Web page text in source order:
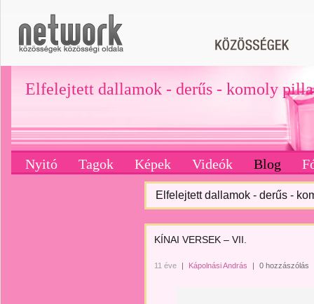
Elfelejtett dallamok - derűs - komoly
Nyitó Tagok Képek Videók Blog
Elfelejtett dallamok - derűs -
KÍNAI VERSEK – VII.
11 éve | Kápolnási András | 0 hozzászólás